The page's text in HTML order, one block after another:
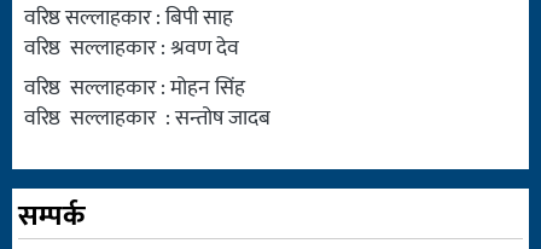
वरिष्ठ सल्लाहकार : बिपी साह
वरिष्ठ सल्लाहकार : श्रवण देव
वरिष्ठ सल्लाहकार : मोहन सिंह
वरिष्ठ सल्लाहकार : सन्तोष जादब
सम्पर्क